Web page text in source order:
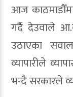
आज
गर्दै देउवाले
उठाएका
व्यापारीले
भन्दै सरकारले